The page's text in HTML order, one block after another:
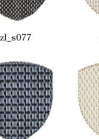
zl_s077